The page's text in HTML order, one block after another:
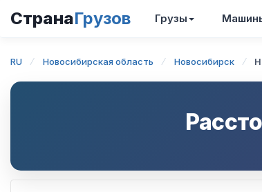
СтранаГрузов Грузы
RU Новосибирская область Новосибирск